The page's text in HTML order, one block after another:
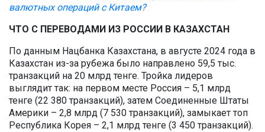
валютных операций с Китаем?
ЧТО С ПЕРЕВОДАМИ ИЗ РОССИИ В КАЗАХСТАН
По данным Нацбанка Казахстана, в августе 2024 года в
Казахстан из-за рубежа было направлено 59,5 тыс.
транзакций на 20 млрд тенге. Тройка лидеров
выглядит так: на первом месте Россия – 5,1 млрд
тенге (22 380 транзакций), затем Соединенные Штаты
Америки – 2,8 млрд (7 530 транзакций), замыкает топ
Республика Корея – 2,1 млрд тенге (3 450 транзакций).